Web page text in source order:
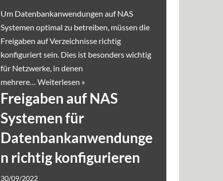
Um Datenbankanwendungen auf NAS
Systemen optimal zu betreiben, müssen die
Freigaben auf Verzeichnisse richtig
konfiguriert sein. Dies ist besonders wichtig
für Netzwerke, in denen
mehrere… Weiterlesen »
Freigaben auf NAS
Systemen für
Datenbankanwendunge
n richtig konfigurieren
30/09/2022